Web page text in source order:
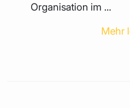
Organisation im ...
Mehr